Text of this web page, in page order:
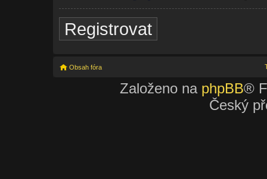
Registrovat
Obsah fóra
Založeno na phpBB®
Český